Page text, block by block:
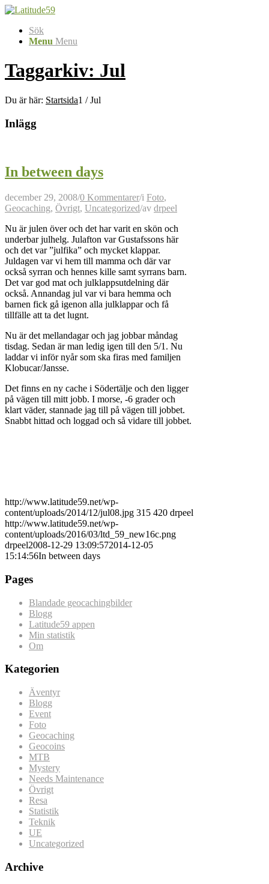
Sök
Menu Menu
Taggarkiv: Jul
Du är här: Startsida1 / Jul
Inlägg
In between days
december 29, 2008/0 Kommentarer/i Foto,
Geocaching, Övrigt, Uncategorized/av drpeel
Nu är julen över och det har varit en skön och
underbar julhelg. Julafton var Gustafssons här
och det var ”julfika” och mycket klappar.
Juldagen var vi hem till mamma och där var
också syrran och hennes kille samt syrrans barn.
Det var god mat och julklappsutdelning där
också. Annandag jul var vi bara hemma och
barnen fick gå igenon alla julklappar och få
tillfälle att ta det lugnt.
Nu är det mellandagar och jag jobbar måndag
tisdag. Sedan är man ledig igen till den 5/1. Nu
laddar vi inför nyår som ska firas med familjen
Klobucar/Jansse.
Det finns en ny cache i Södertälje och den ligger
på vägen till mitt jobb. I morse, -6 grader och
klart väder, stannade jag till på vägen till jobbet.
Snabbt hittad och loggad och så vidare till jobbet.
http://www.latitude59.net/wp-
content/uploads/2014/12/jul08.jpg 315 420 drpeel
http://www.latitude59.net/wp-
content/uploads/2016/03/ltd_59_new16c.png
drpeel2008-12-29 13:09:572014-12-05
15:14:56In between days
Pages
Blandade geocachingbilder
Blogg
Latitude59 appen
Min statistik
Om
Kategorien
Äventyr
Blogg
Event
Foto
Geocaching
Geocoins
MTB
Mystery
Needs Maintenance
Övrigt
Resa
Statistik
Teknik
UE
Uncategorized
Archive